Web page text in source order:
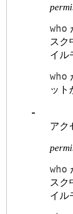
who
スク
イル
who
ット
-
アク
who
スク
イル